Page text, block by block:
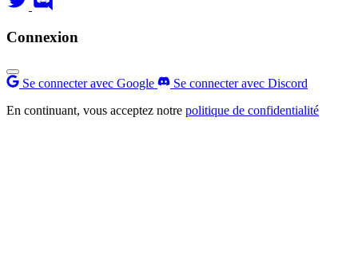
Connexion
Se connecter avec Google
Se connecter avec Discord
En continuant, vous acceptez notre politique de confidentialité